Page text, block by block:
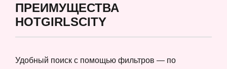
ПРЕИМУЩЕСТВА
HOTGIRLSCITY
Удобный поиск с помощью фильтров — по